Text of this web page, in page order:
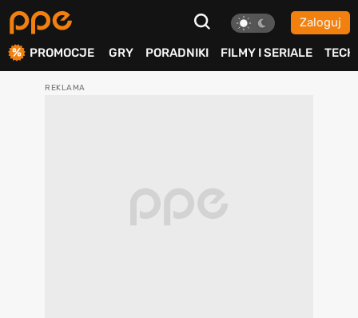
Zaloguj
PROMOCJE GRY PORADNIKI FILMY I SERIALE TECH